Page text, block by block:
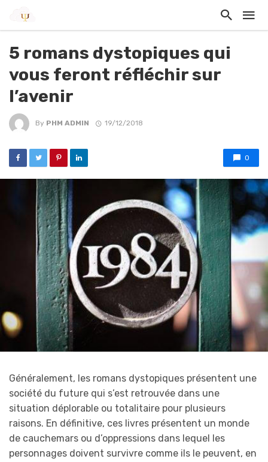
5 romans dystopiques qui
vous feront réfléchir sur
l’avenir
By PHM ADMIN 19/12/2018
0
Généralement, les romans dystopiques présentent une
société du future qui s’est retrouvée dans une
situation déplorable ou totalitaire pour plusieurs
raisons. En définitive, ces livres présentent un monde
de cauchemars ou d’oppressions dans lequel les
personnages doivent survivre comme ils le peuvent, en